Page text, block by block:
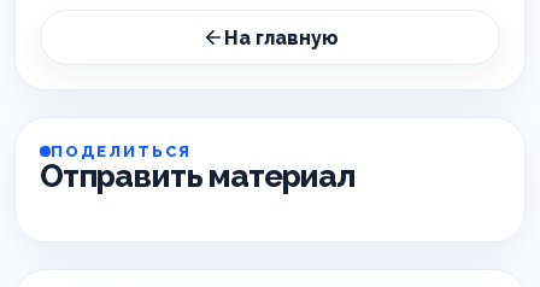
На главную
ПОДЕЛИТЬСЯ
Отправить материал